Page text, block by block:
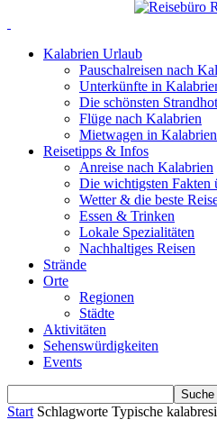
Kalabrien Urlaub
Pauschalreisen nach
Unterkünfte in
Die schönsten
Flüge nach Kalabrien
Mietwagen in Kalabrien
Reisetipps & Infos
Anreise nach Kalabrien
Die wichtigsten Fakten
Wetter & die beste
Essen & Trinken
Lokale Spezialitäten
Nachhaltiges Reisen
Strände
Orte
Regionen
Städte
Aktivitäten
Sehenswürdigkeiten
Events
Start Schlagworte Typische